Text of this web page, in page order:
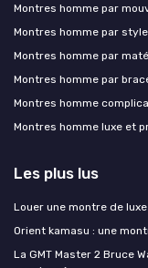
Montres homme par
Montres homme par style
Montres homme par
Montres homme par
Montres homme
Montres homme luxe et
Les plus lus
Louer une montre de
Orient kamasu : une
La GMT Master 2 Bruce